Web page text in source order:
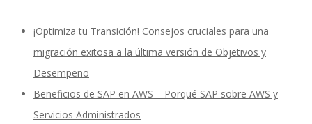
SAP Time & Attendance by Workforce Software
SAP Time and Attendance
¡Optimiza tu Transición! Consejos cruciales para una
migración exitosa a la última versión de Objetivos y
Desempeño
Beneficios de SAP en AWS – Porqué SAP sobre AWS y
Servicios Administrados